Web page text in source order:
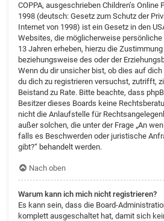
COPPA, ausgeschrieben Children’s
1998 (deutsch: Gesetz zum Schutz der
Internet von 1998) ist ein Gesetz in den
Websites, die möglicherweise persönliche
13 Jahren erheben, hierzu die Zustimmung
beziehungsweise des oder der
Wenn du dir unsicher bist, ob dies auf
du dich zu registrieren versuchst, zutrifft,
Beistand zu Rate. Bitte beachte, dass
Besitzer dieses Boards keine
nicht die Anlaufstelle für
außer solchen, die unter der Frage „An
falls es Beschwerden oder juristische
gibt?“ behandelt werden.
Nach oben
Warum kann ich mich nicht registrieren?
Es kann sein, dass die Board-
komplett ausgeschaltet hat, damit sich